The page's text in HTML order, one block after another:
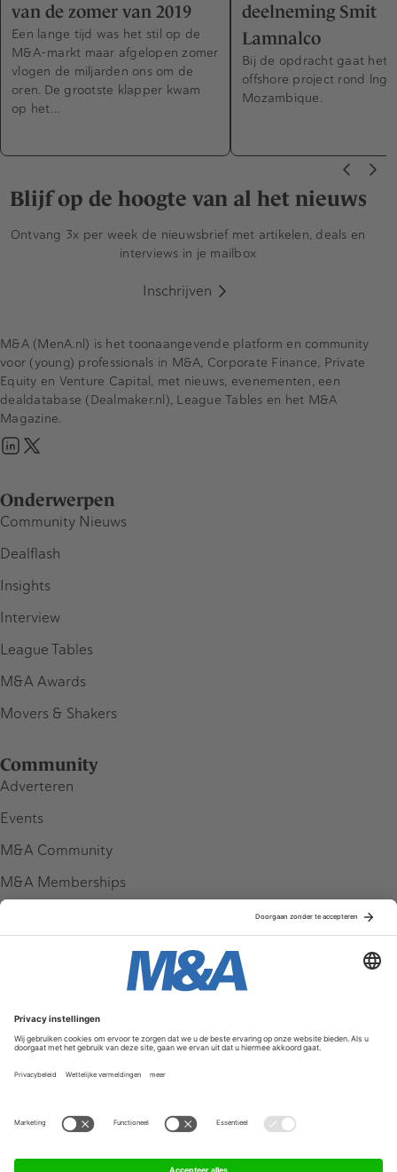
van de zomer van 2019
Een lange tijd was het stil op de
M&A-markt maar afgelopen zomer
vlogen de miljarden ons om de
oren. De grootste klapper kwam
op het…
deelneming Smit
Lamnalco
Bij de opdracht gaat het
offshore project rond lng
Mozambique.
Blijf op de hoogte van al het nieuws
Ontvang 3x per week de nieuwsbrief met artikelen, deals en
interviews in je mailbox
Inschrijven
Onderwerpen
Community Nieuws
Dealflash
Insights
Interview
League Tables
M&A Awards
Movers & Shakers
Community
Adverteren
Events
M&A Community
M&A Memberships
Service & Contact
Contact
FAQ
Werken bij ons
M&A (MenA.nl) is het toonaangevende platform en community
voor (young) professionals in M&A, Corporate Finance, Private
Equity en Venture Capital, met nieuws, evenementen, een
dealdatabase (Dealmaker.nl), League Tables en het M&A
Magazine.